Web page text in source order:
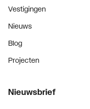
Vestigingen
Nieuws
Blog
Projecten
Nieuwsbrief